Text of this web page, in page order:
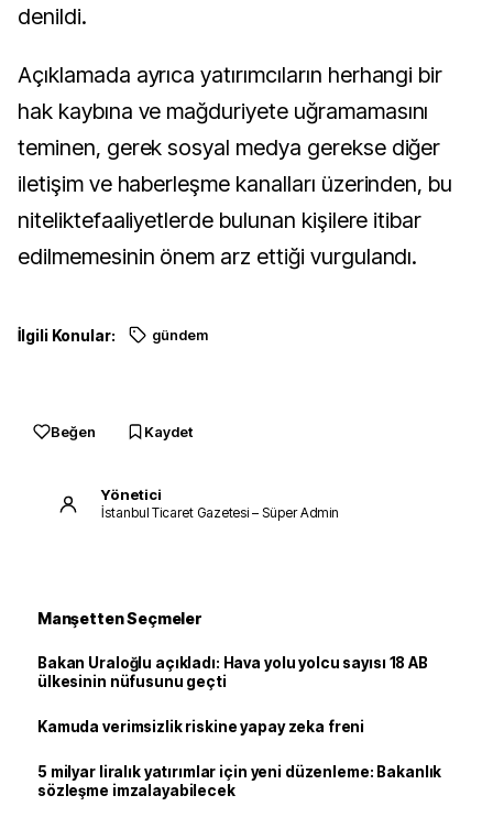
denildi.
Açıklamada ayrıca yatırımcıların herhangi bir
hak kaybına ve mağduriyete uğramamasını
teminen, gerek sosyal medya gerekse diğer
iletişim ve haberleşme kanalları üzerinden, bu
niteliktefaaliyetlerde bulunan kişilere itibar
edilmemesinin önem arz ettiği vurgulandı.
İlgili Konular: gündem
Beğen Kaydet
Yönetici
İstanbul Ticaret Gazetesi – Süper Admin
Manşetten Seçmeler
Bakan Uraloğlu açıkladı: Hava yolu yolcu sayısı 18 AB
ülkesinin nüfusunu geçti
Kamuda verimsizlik riskine yapay zeka freni
5 milyar liralık yatırımlar için yeni düzenleme: Bakanlık
sözleşme imzalayabilecek